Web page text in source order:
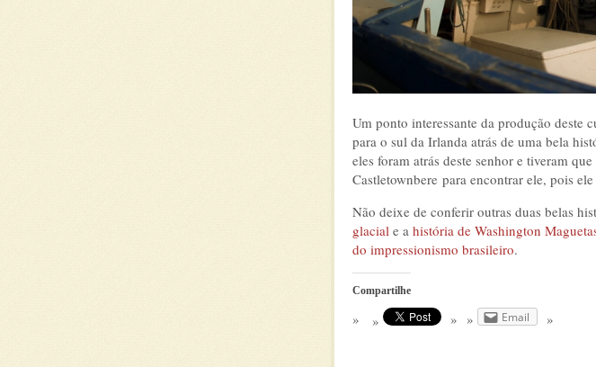
Um ponto interessante da produção deste
para o sul da Irlanda atrás de uma bela
eles foram atrás deste senhor e tiveram
Castletownbere para encontrar ele, pois
Não deixe de conferir outras duas belas
glacial e a história de Washington
do impressionismo brasileiro.
Compartilhe
Email